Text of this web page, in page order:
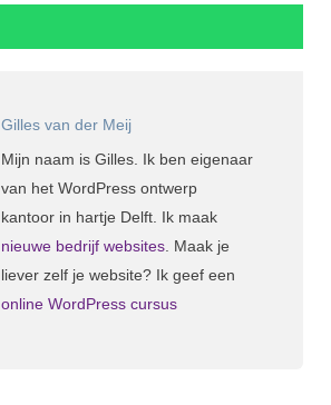
Gilles van der Meij
Mijn naam is Gilles. Ik ben eigenaar
van het WordPress ontwerp
kantoor in hartje Delft. Ik maak
nieuwe bedrijf websites. Maak je
liever zelf je website? Ik geef een
online WordPress cursus